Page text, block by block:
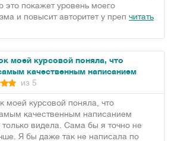
это покажет уровень моего
и повысит авторитет у преп читать
моей курсовой поняла, что
качественным написанием
из 5
моей курсовой поняла, что
качественным написанием
только видела. Сама бы я точно не
Я бы даже так не написала по